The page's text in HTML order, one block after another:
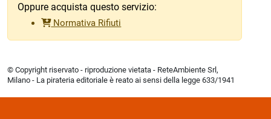
Oppure acquista questo servizio:
Normativa Rifiuti
© Copyright riservato - riproduzione vietata - ReteAmbiente Srl,
Milano - La pirateria editoriale è reato ai sensi della legge 633/1941